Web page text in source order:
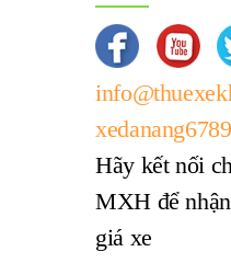
Hãy kết nối
MXH để
giá xe